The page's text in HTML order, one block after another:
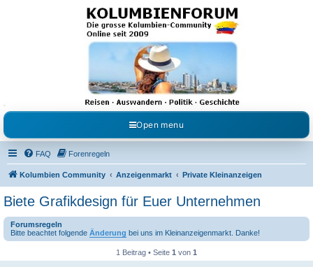
Kolumbienforum - Das
grosse Forum der
Freunde Kolumbiens
Reisen, Auswandern, Kultur, Politik, Geschichte und Visum in Kolumbien und Venezuela.
Austausch, Erfahrungen und Gemeinschaft im Kolumbienforum
Open menu
FAQ Forenregeln
Kolumbien Community Anzeigenmarkt Private Kleinanzeigen
Biete Grafikdesign für Euer Unternehmen
Forumsregeln
Bitte beachtet folgende Änderung bei uns im Kleinanzeigenmarkt. Danke!
1 Beitrag • Seite 1 von 1